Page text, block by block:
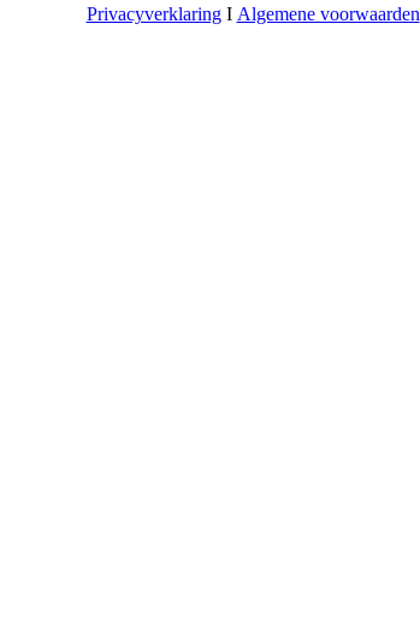
PrivacyverklaringI Algemene voorwaarden